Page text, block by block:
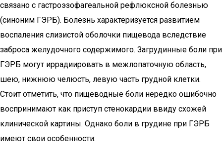
связано с гастроэзофагеальной рефлюксной болезнью
(синоним ГЭРБ). Болезнь характеризуется развитием
воспаления слизистой оболочки пищевода вследствие
заброса желудочного содержимого. Загрудинные боли при
ГЭРБ могут иррадиировать в межлопаточную область,
шею, нижнюю челюсть, левую часть грудной клетки.
Стоит отметить, что пищеводные боли нередко ошибочно
воспринимают как приступ стенокардии ввиду схожей
клинической картины. Однако боли в грудине при ГЭРБ
имеют свои особенности: